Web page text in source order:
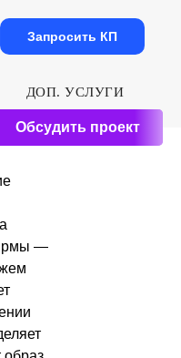
Запросить КП
ДОП. УСЛУГИ
Обсудить проект